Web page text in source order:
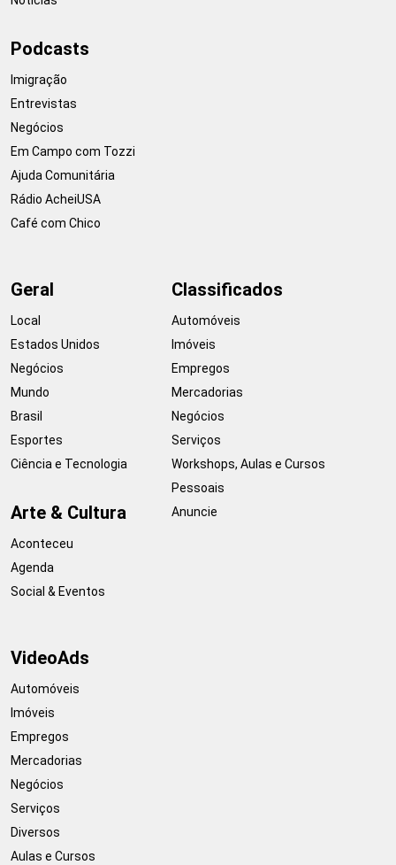
Podcasts
Imigração
Entrevistas
Negócios
Em Campo com Tozzi
Ajuda Comunitária
Rádio AcheiUSA
Café com Chico
Geral
Local
Estados Unidos
Negócios
Mundo
Brasil
Esportes
Ciência e Tecnologia
Arte & Cultura
Aconteceu
Agenda
Social & Eventos
Classificados
Automóveis
Imóveis
Empregos
Mercadorias
Negócios
Serviços
Workshops, Aulas e Cursos
Pessoais
Anuncie
VideoAds
Automóveis
Imóveis
Empregos
Mercadorias
Negócios
Serviços
Diversos
Aulas e Cursos